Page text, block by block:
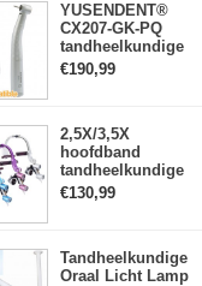
x3)
YUSENDENT®
CX207-GK-PQ
tandheelkundige
turbine-handstuk
compatibel met
€190,99
2,5X/3,5X
hoofdband
tandheelkundige
verrekijkerloepen
met 5W LED-
€130,99
Tandheelkundige
Oraal Licht Lamp